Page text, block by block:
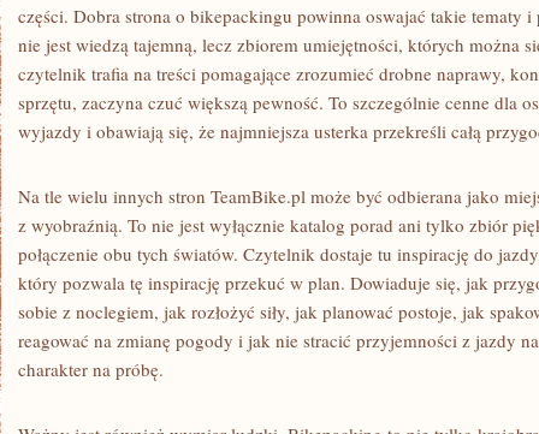
części. Dobra strona o bikepackingu powinna oswajać takie tematy
nie jest wiedzą tajemną, lecz zbiorem umiejętności, których można
czytelnik trafia na treści pomagające zrozumieć drobne naprawy,
sprzętu, zaczyna czuć większą pewność. To szczególnie cenne dla
wyjazdy i obawiają się, że najmniejsza usterka przekreśli całą
Na tle wielu innych stron TeamBike.pl może być odbierana jako
z wyobraźnią. To nie jest wyłącznie katalog porad ani tylko zbiór
połączenie obu tych światów. Czytelnik dostaje tu inspirację do
który pozwala tę inspirację przekuć w plan. Dowiaduje się, jak
sobie z noclegiem, jak rozłożyć siły, jak planować postoje, jak
reagować na zmianę pogody i jak nie stracić przyjemności z jazdy
charakter na próbę.